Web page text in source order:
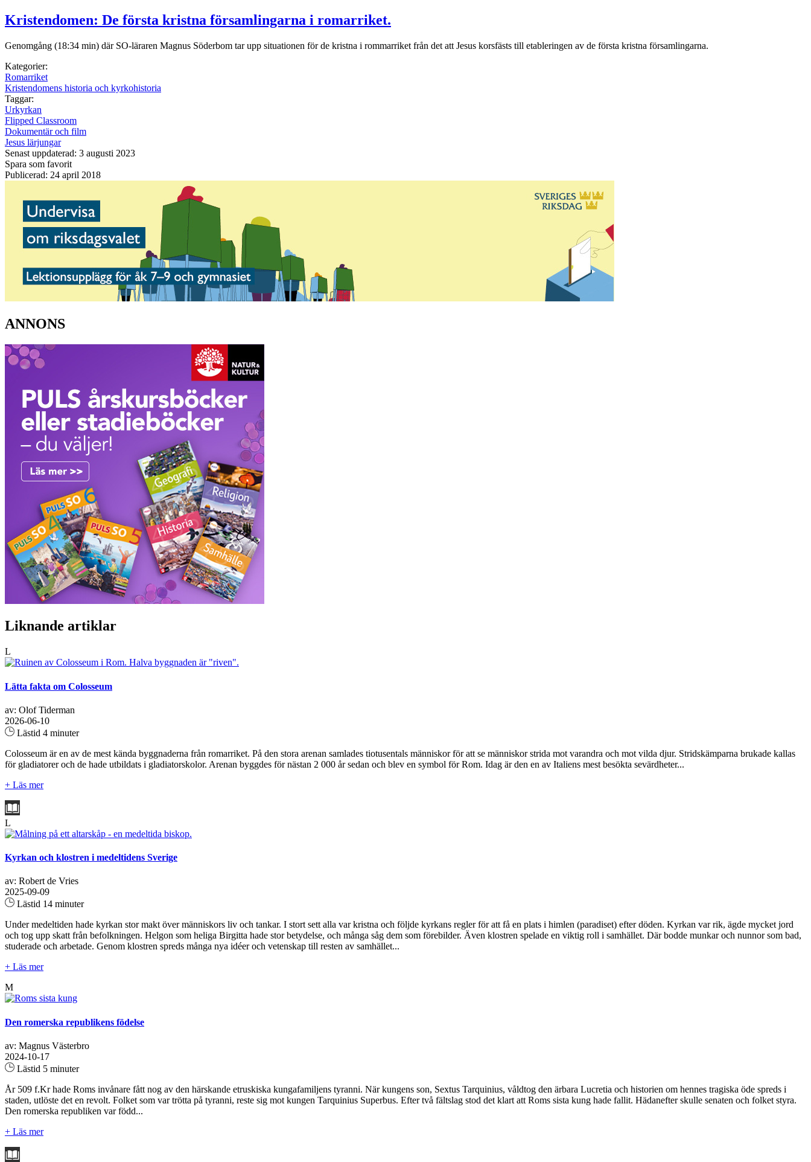
Kristendomen: De första kristna församlingarna i romarriket.
Genomgång (18:34 min) där SO-läraren Magnus Söderbom tar upp situationen för de kristna i rommarriket från det att Jesus korsfästs till etableringen av de första kristna församlingarna.
Kategorier:
Romarriket
Kristendomens historia och kyrkohistoria
Taggar:
Urkyrkan
Flipped Classroom
Dokumentär och film
Jesus lärjungar
Senast uppdaterad: 3 augusti 2023
Spara som favorit
Publicerad: 24 april 2018
ANNONS
Liknande artiklar
L
Lätta fakta om Colosseum
av: Olof Tiderman
2026-06-10
Lästid 4 minuter
Colosseum är en av de mest kända byggnaderna från romarriket. På den stora arenan samlades tiotusentals människor för att se människor strida mot varandra och mot vilda djur. Stridskämparna brukade kallas
för gladiatorer och de hade utbildats i gladiatorskolor. Arenan byggdes för nästan 2 000 år sedan och blev en symbol för Rom. Idag är den en av Italiens mest besökta sevärdheter...
+ Läs mer
L
Kyrkan och klostren i medeltidens Sverige
av: Robert de Vries
2025-09-09
Lästid 14 minuter
Under medeltiden hade kyrkan stor makt över människors liv och tankar. I stort sett alla var kristna och följde kyrkans regler för att få en plats i himlen (paradiset) efter döden. Kyrkan var rik, ägde mycket jord
och tog upp skatt från befolkningen. Helgon som heliga Birgitta hade stor betydelse, och många såg dem som förebilder. Även klostren spelade en viktig roll i samhället. Där bodde munkar och nunnor som bad,
studerade och arbetade. Genom klostren spreds många nya idéer och vetenskap till resten av samhället...
+ Läs mer
M
Den romerska republikens födelse
av: Magnus Västerbro
2024-10-17
Lästid 5 minuter
År 509 f.Kr hade Roms invånare fått nog av den härskande etruskiska kungafamiljens tyranni. När kungens son, Sextus Tarquinius, våldtog den ärbara Lucretia och historien om hennes tragiska öde spreds i
staden, utlöste det en revolt. Folket som var trötta på tyranni, reste sig mot kungen Tarquinius Superbus. Efter två fältslag stod det klart att Roms sista kung hade fallit. Hädanefter skulle senaten och folket styra.
Den romerska republiken var född...
+ Läs mer